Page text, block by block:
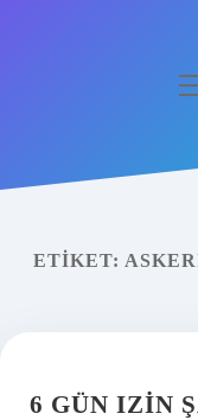
Yasal Uyarı
ETIKET:
6 GÜN IZIN